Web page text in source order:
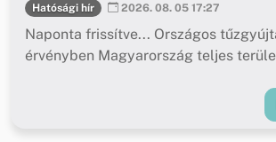
Hatósági hír 2026. 08. 05 17:27
Naponta frissítve... Országos
érvényben Magyarország teljes